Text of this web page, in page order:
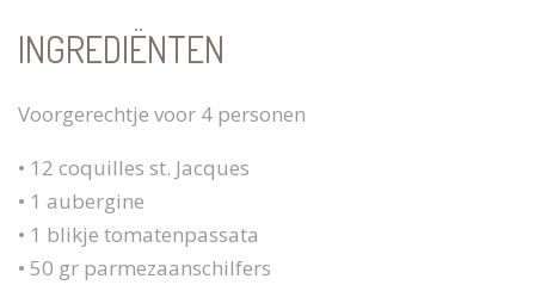
INGREDIËNTEN
Voorgerechtje voor 4 personen
• 12 coquilles st. Jacques
• 1 aubergine
• 1 blikje tomatenpassata
• 50 gr parmezaanschilfers